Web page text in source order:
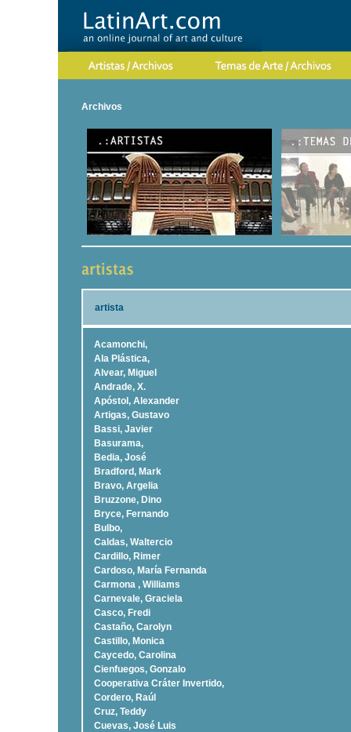
Archivos
artista
Acamonchi,
Ala Plástica,
Alvear, Miguel
Andrade, X.
Apóstol, Alexander
Artigas, Gustavo
Bassi, Javier
Basurama,
Bedia, José
Bradford, Mark
Bravo, Argelia
Bruzzone, Dino
Bryce, Fernando
Bulbo,
Caldas, Waltercio
Cardillo, Rimer
Cardoso, Marí­a Fernanda
Carmona , Williams
Carnevale, Graciela
Casco, Fredi
Castaño, Carolyn
Castillo, Monica
Caycedo, Carolina
Cienfuegos, Gonzalo
Cooperativa Cráter Invertido,
Cordero, Raúl
Cruz, Teddy
Cuevas, José Luis